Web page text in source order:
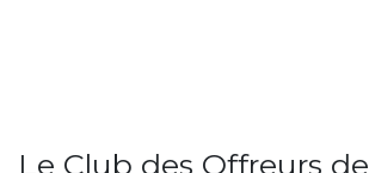
Le Club des Offreurs de